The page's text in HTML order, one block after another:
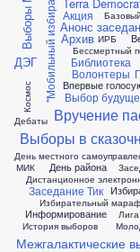
"Мобильный избиратель" Акция
Анонс
Архив
Бессмертный
Библиотека
Волонтеры
Впервые
Вручение
Выбор
Выборы в
ДЭГ
Дебаты
День местного
День района
Дистанционное
Заседание Тик
ИРБ
Избирательный
Информирование
История выборов
Космос
МИК
Межгалактические